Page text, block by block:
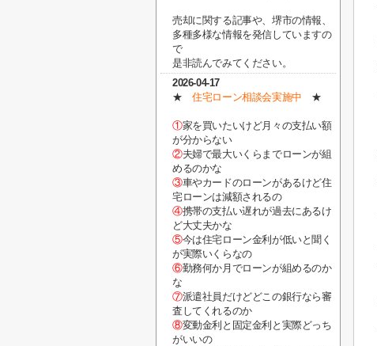
売却に関する記事や、堺市の情報、
多種多様な情報を発信していますの
で
是非読んでみてください。
2026-04-17
★住宅ローン相談会実施中 ★
①家を買いたいけど月々の支払い額
が分からない
②夫婦で最大いくらまでローンが組
めるのかな
③車やカードのローンがあるけど住
宅ローンは減額されるの
④携帯の支払い遅れが過去にあるけ
ど大丈夫かな
⑤今は住宅ローン金利が低いと聞く
が実際いくらなの
⑥勤務何か月でローンが組めるのか
な
⑦派遣社員だけどどこの銀行なら審
査してくれるのか
⑧変動金利と固定金利と実際どっち
がいいの